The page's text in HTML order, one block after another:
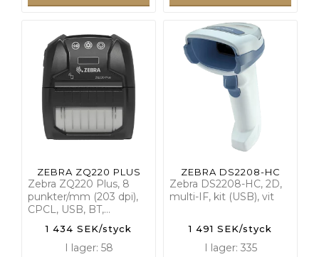
ZEBRA ZQ220 PLUS
Zebra ZQ220 Plus, 8
punkter/mm (203 dpi),
CPCL, USB, BT,…
1 434 SEK/styck
I lager: 58
ZEBRA DS2208-HC
Zebra DS2208-HC, 2D,
multi-IF, kit (USB), vit
1 491 SEK/styck
I lager: 335